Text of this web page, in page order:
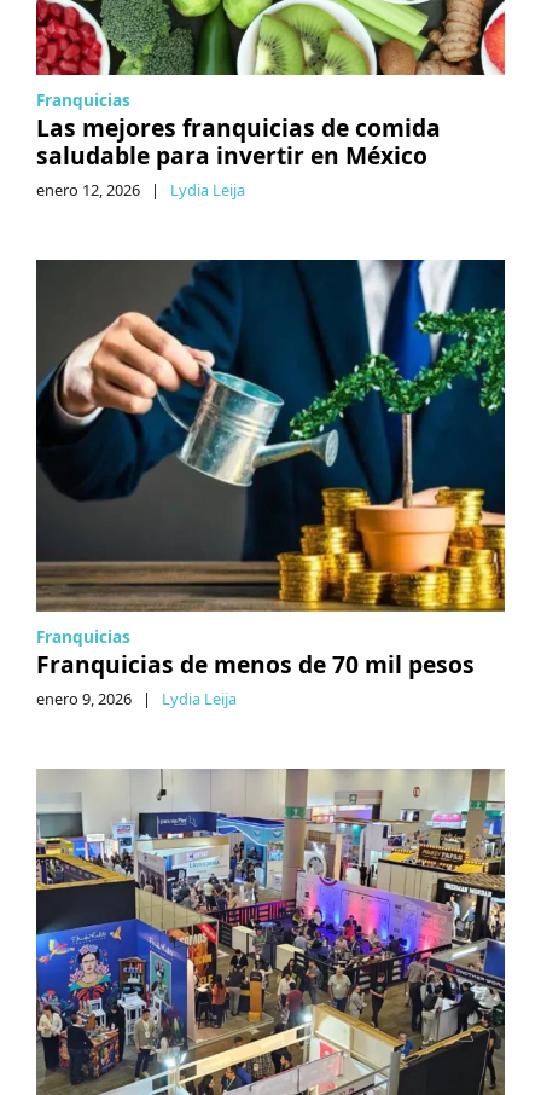
Franquicias
Las mejores franquicias de comida
saludable para invertir en México
enero 12, 2026 | Lydia Leija
Franquicias
Franquicias de menos de 70 mil pesos
enero 9, 2026 | Lydia Leija